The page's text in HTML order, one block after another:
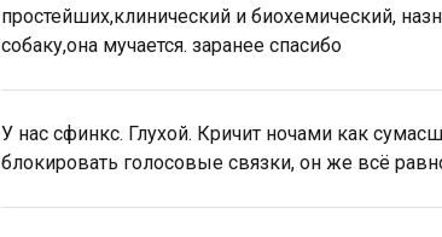
простейших,клинический и биохемический,
собаку,она мучается. заранее спасибо
У нас сфинкс. Глухой. Кричит ночами как
блокировать голосовые связки, он же всё